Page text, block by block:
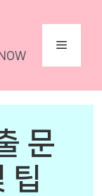
Menu
문
팁